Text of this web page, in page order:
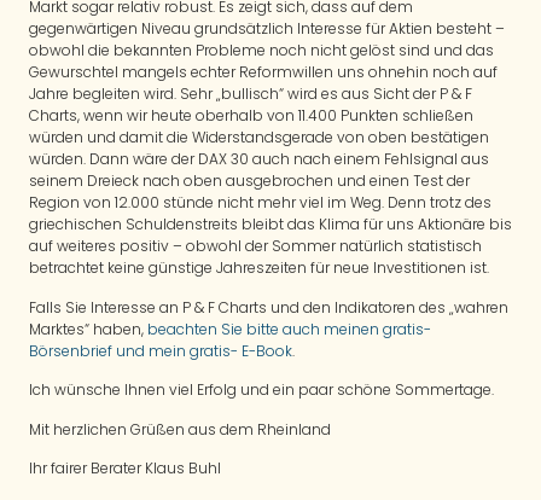
Markt sogar relativ robust. Es zeigt sich, dass auf dem
gegenwärtigen Niveau grundsätzlich Interesse für Aktien besteht –
obwohl die bekannten Probleme noch nicht gelöst sind und das
Gewurschtel mangels echter Reformwillen uns ohnehin noch auf
Jahre begleiten wird. Sehr „bullisch“ wird es aus Sicht der P & F
Charts, wenn wir heute oberhalb von 11.400 Punkten schließen
würden und damit die Widerstandsgerade von oben bestätigen
würden. Dann wäre der DAX 30 auch nach einem Fehlsignal aus
seinem Dreieck nach oben ausgebrochen und einen Test der
Region von 12.000 stünde nicht mehr viel im Weg. Denn trotz des
griechischen Schuldenstreits bleibt das Klima für uns Aktionäre bis
auf weiteres positiv – obwohl der Sommer natürlich statistisch
betrachtet keine günstige Jahreszeiten für neue Investitionen ist.
Falls Sie Interesse an P & F Charts und den Indikatoren des „wahren
Marktes“ haben, beachten Sie bitte auch meinen gratis-
Börsenbrief und mein gratis- E-Book.
Ich wünsche Ihnen viel Erfolg und ein paar schöne Sommertage.
Mit herzlichen Grüßen aus dem Rheinland
Ihr fairer Berater Klaus Buhl